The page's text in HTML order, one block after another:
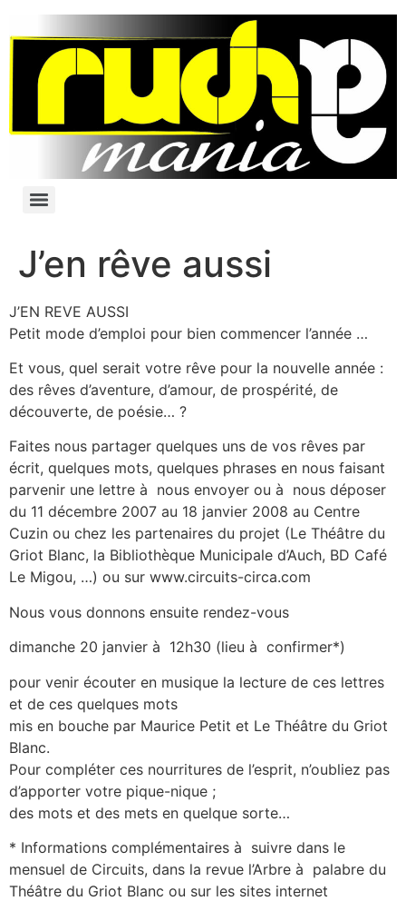
J’en rêve aussi
J’EN REVE AUSSI
Petit mode d’emploi pour bien commencer l’année …
Et vous, quel serait votre rêve pour la nouvelle année :
des rêves d’aventure, d’amour, de prospérité, de
découverte, de poésie… ?
Faites nous partager quelques uns de vos rêves par
écrit, quelques mots, quelques phrases en nous faisant
parvenir une lettre à nous envoyer ou à nous déposer
du 11 décembre 2007 au 18 janvier 2008 au Centre
Cuzin ou chez les partenaires du projet (Le Théâtre du
Griot Blanc, la Bibliothèque Municipale d’Auch, BD Café
Le Migou, …) ou sur www.circuits-circa.com
Nous vous donnons ensuite rendez-vous
dimanche 20 janvier à 12h30 (lieu à confirmer*)
pour venir écouter en musique la lecture de ces lettres
et de ces quelques mots
mis en bouche par Maurice Petit et Le Théâtre du Griot
Blanc.
Pour compléter ces nourritures de l’esprit, n’oubliez pas
d’apporter votre pique-nique ;
des mots et des mets en quelque sorte…
* Informations complémentaires à suivre dans le
mensuel de Circuits, dans la revue l’Arbre à palabre du
Théâtre du Griot Blanc ou sur les sites internet